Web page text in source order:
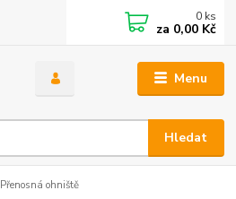
Menu
Hledat
0 ks
za 0,00 Kč
Přenosná ohniště